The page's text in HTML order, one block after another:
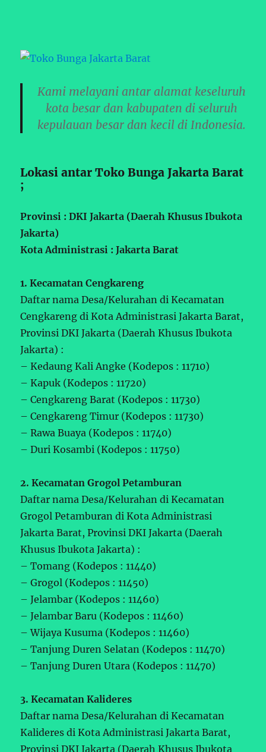
Kami melayani antar alamat keseluruh
kota besar dan kabupaten di seluruh
kepulauan besar dan kecil di Indonesia.
Lokasi antar Toko Bunga Jakarta Barat
;
Provinsi : DKI Jakarta (Daerah Khusus Ibukota
Jakarta)
Kota Administrasi : Jakarta Barat
1. Kecamatan Cengkareng
Daftar nama Desa/Kelurahan di Kecamatan
Cengkareng di Kota Administrasi Jakarta Barat,
Provinsi DKI Jakarta (Daerah Khusus Ibukota
Jakarta) :
– Kedaung Kali Angke (Kodepos : 11710)
– Kapuk (Kodepos : 11720)
– Cengkareng Barat (Kodepos : 11730)
– Cengkareng Timur (Kodepos : 11730)
– Rawa Buaya (Kodepos : 11740)
– Duri Kosambi (Kodepos : 11750)
2. Kecamatan Grogol Petamburan
Daftar nama Desa/Kelurahan di Kecamatan
Grogol Petamburan di Kota Administrasi
Jakarta Barat, Provinsi DKI Jakarta (Daerah
Khusus Ibukota Jakarta) :
– Tomang (Kodepos : 11440)
– Grogol (Kodepos : 11450)
– Jelambar (Kodepos : 11460)
– Jelambar Baru (Kodepos : 11460)
– Wijaya Kusuma (Kodepos : 11460)
– Tanjung Duren Selatan (Kodepos : 11470)
– Tanjung Duren Utara (Kodepos : 11470)
3. Kecamatan Kalideres
Daftar nama Desa/Kelurahan di Kecamatan
Kalideres di Kota Administrasi Jakarta Barat,
Provinsi DKI Jakarta (Daerah Khusus Ibukota